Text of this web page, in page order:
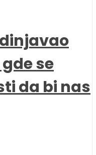
se
da bi nas